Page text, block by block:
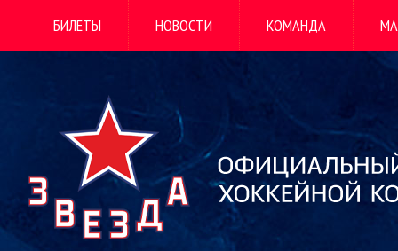
БИЛЕТЫ НОВОСТИ КОМАНДА